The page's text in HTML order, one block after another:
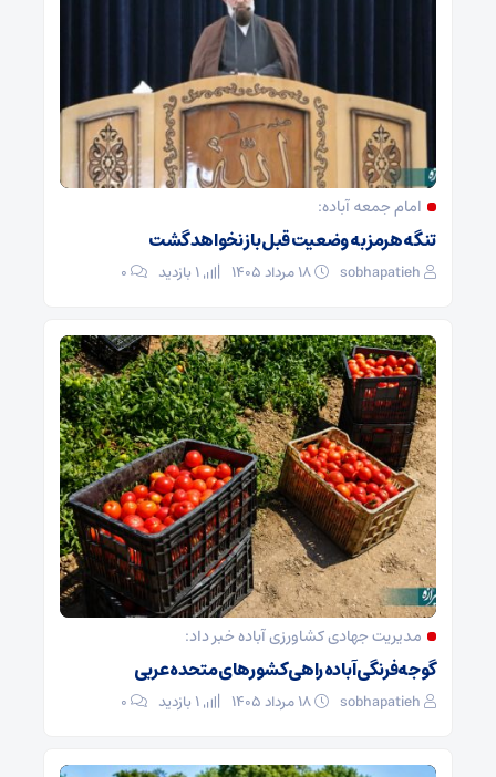
امام جمعه آباده:
تنگه هرمز به وضعیت قبل باز نخواهد گشت
sobhapatieh ۰
مدیریت جهادی کشاورزی آباده خبر داد:
گوجه‌فرنگی آباده راهی کشورهای متحده عربی
sobhapatieh ۰